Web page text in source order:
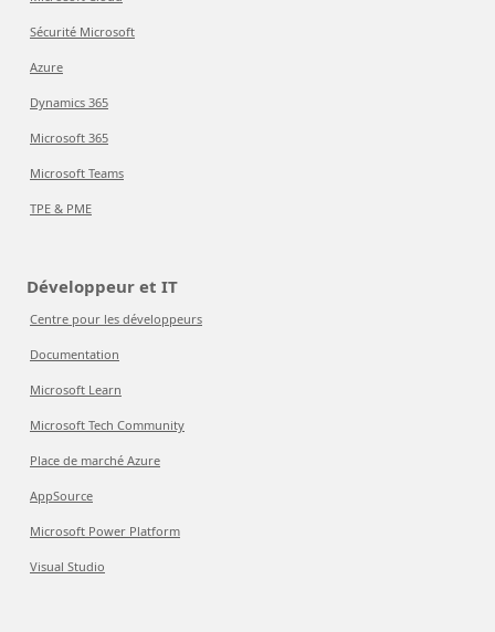
Sécurité Microsoft
Azure
Dynamics 365
Microsoft 365
Microsoft Teams
TPE & PME
Développeur et IT
Centre pour les développeurs
Documentation
Microsoft Learn
Microsoft Tech Community
Place de marché Azure
AppSource
Microsoft Power Platform
Visual Studio